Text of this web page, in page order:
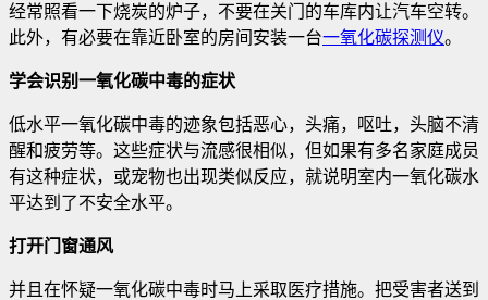
经常照看一下烧炭的炉子，不要在关门的车库内让汽车空转。
此外，有必要在靠近卧室的房间安装一台一氧化碳探测仪。
学会识别一氧化碳中毒的症状
低水平一氧化碳中毒的迹象包括恶心，头痛，呕吐，头脑不清
醒和疲劳等。这些症状与流感很相似，但如果有多名家庭成员
有这种症状，或宠物也出现类似反应，就说明室内一氧化碳水
平达到了不安全水平。
打开门窗通风
并且在怀疑一氧化碳中毒时马上采取医疗措施。把受害者送到